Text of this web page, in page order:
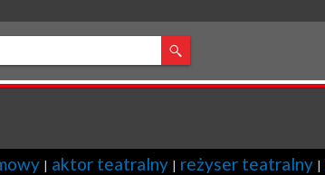
| aktor teatralny | reżyser teatralny |